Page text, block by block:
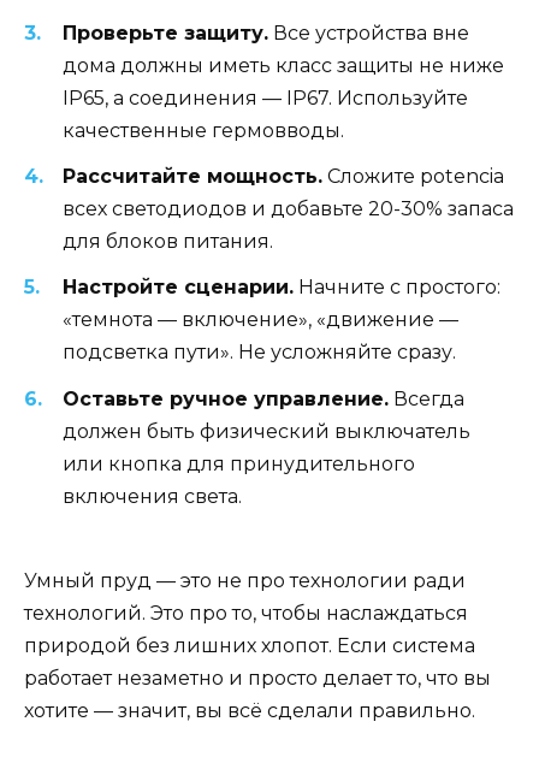
Проверьте защиту. Все устройства вне
дома должны иметь класс защиты не ниже
IP65, а соединения — IP67. Используйте
качественные гермовводы.
Рассчитайте мощность. Сложите potencia
всех светодиодов и добавьте 20-30% запаса
для блоков питания.
Настройте сценарии. Начните с простого:
«темнота — включение», «движение —
подсветка пути». Не усложняйте сразу.
Оставьте ручное управление. Всегда
должен быть физический выключатель
или кнопка для принудительного
включения света.
Умный пруд — это не про технологии ради
технологий. Это про то, чтобы наслаждаться
природой без лишних хлопот. Если система
работает незаметно и просто делает то, что вы
хотите — значит, вы всё сделали правильно.